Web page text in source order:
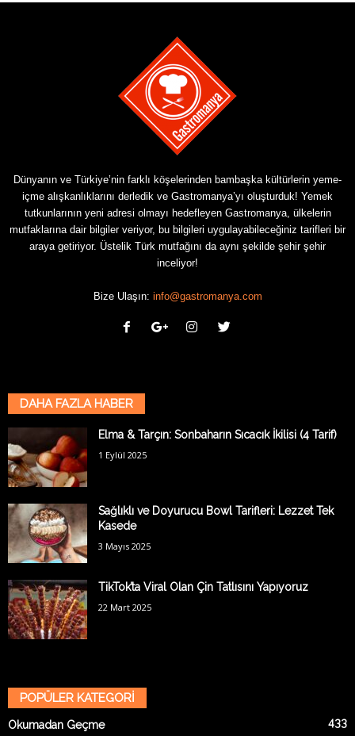
Dünyanın ve Türkiye’nin farklı köşelerinden bambaşka kültürlerin yeme-
içme alışkanlıklarını derledik ve Gastromanya’yı oluşturduk! Yemek
tutkunlarının yeni adresi olmayı hedefleyen Gastromanya, ülkelerin
mutfaklarına dair bilgiler veriyor, bu bilgileri uygulayabileceğiniz tarifleri bir
araya getiriyor. Üstelik Türk mutfağını da aynı şekilde şehir şehir
inceliyor!
Bize Ulaşın: info@gastromanya.com
DAHA FAZLA HABER
Elma & Tarçın: Sonbaharın Sıcacık İkilisi (4 Tarif)
1 Eylül 2025
Sağlıklı ve Doyurucu Bowl Tarifleri: Lezzet Tek
Kasede
3 Mayıs 2025
TikTok’ta Viral Olan Çin Tatlısını Yapıyoruz
22 Mart 2025
POPÜLER KATEGORİ
Okumadan Geçme 433